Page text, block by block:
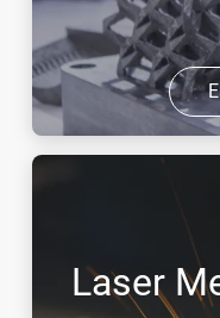
Laser